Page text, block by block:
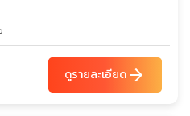
ดูรายละเอียดarrow_forward